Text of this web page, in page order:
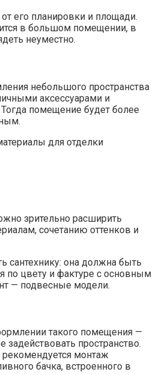
его планировки и площади.
в большом помещении, в
неуместно.
небольшого пространства
аксессуарами и
помещение будет более
для отделки
зрительно расширить
сочетанию оттенков и
сантехнику: она должна быть
по цвету и фактуре с основным
— подвесные модели.
такого помещения —
пространство.
монтаж
бачка, встроенного в